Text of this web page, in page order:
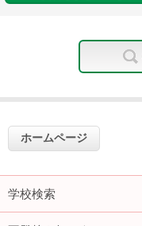
ホームページ
学校検索